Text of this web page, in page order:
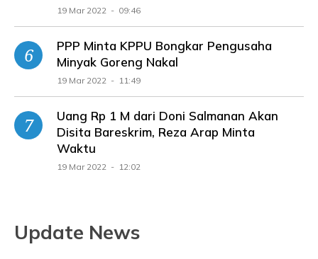
19 Mar 2022 - 09:46
PPP Minta KPPU Bongkar Pengusaha
Minyak Goreng Nakal
19 Mar 2022 - 11:49
Uang Rp 1 M dari Doni Salmanan Akan
Disita Bareskrim, Reza Arap Minta
Waktu
19 Mar 2022 - 12:02
Update News